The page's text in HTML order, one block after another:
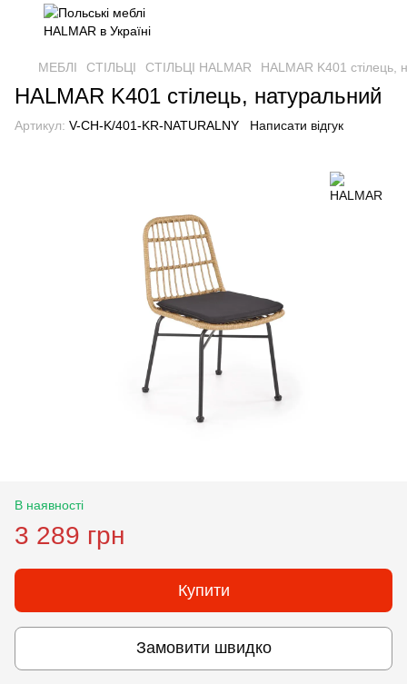
МЕБЛІ СТІЛЬЦІ СТІЛЬЦІ HALMAR HALMAR K401 стілець,
HALMAR K401 стілець, натуральний
Артикул: V-CH-K/401-KR-NATURALNY Написати відгук
В наявності
3 289 грн
Купити
Замовити швидко